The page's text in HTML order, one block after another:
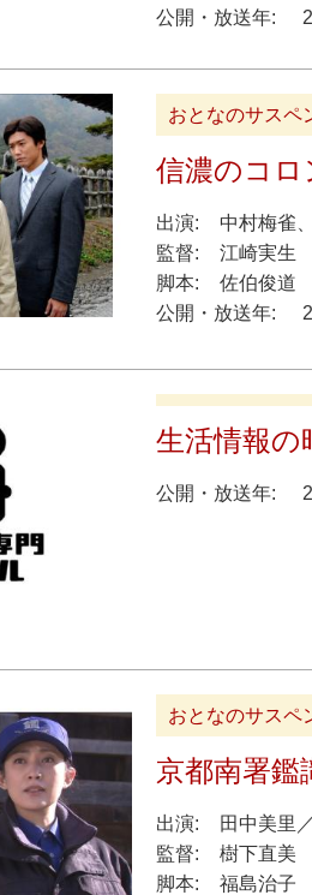
公開・放送年:
おとなのサスペ
信濃のコロ
出演: 中村梅雀
監督:
江崎実生
脚本:
佐伯俊道
公開・放送年:
生活情報の
公開・放送年:
おとなのサスペ
京都南署鑑
出演: 田中美里
監督:
樹下直美
脚本:
福島治子